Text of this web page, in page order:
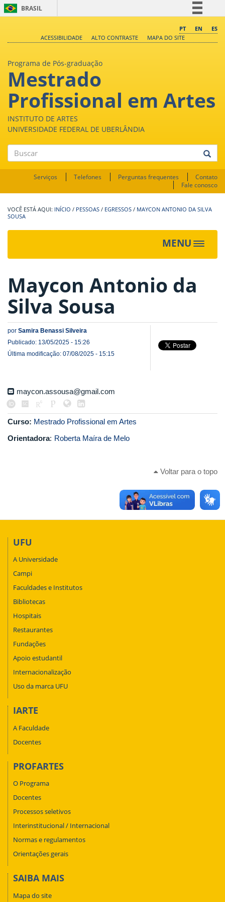
BRASIL
Comunica BR
Canais
PT EN
ES
ACESSIBILIDADE
ALTO CONTRASTE MAPA DO SITE
Programa de Pós-graduação
Mestrado
Profissional em Artes
INSTITUTO DE ARTES
UNIVERSIDADE FEDERAL DE UBERLÂNDIA
Buscar
Serviços Telefones Perguntas frequentes
Contato
Fale conosco
INÍCIO / PESSOAS / EGRESSOS / MAYCON ANTONIO DA SILVA
SOUSA
MENU
Toggle
Maycon Antonio da
Silva Sousa
por Samira Benassi Silveira
Publicado: 13/05/2025 - 15:26
Última modificação: 07/08/2025 - 15:15
maycon.assousa@gmail.com
Curso: Mestrado Profissional em Artes
Orientadora: Roberta Maíra de Melo
Voltar para o topo
UFU
A Universidade
Campi
Faculdades e Institutos
Bibliotecas
Hospitais
Restaurantes
Fundações
Apoio estudantil
Internacionalização
Uso da marca UFU
IARTE
A Faculdade
Docentes
PROFARTES
O Programa
Docentes
Processos seletivos
Interinstitucional / Internacional
Normas e regulamentos
Orientações gerais
SAIBA MAIS
Mapa do site